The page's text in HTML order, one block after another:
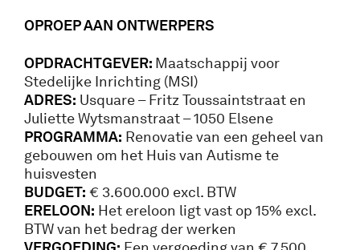
OPROEP AAN ONTWERPERS
OPDRACHTGEVER: Maatschappij voor
Stedelijke Inrichting (MSI)
ADRES: Usquare – Fritz Toussaintstraat en
Juliette Wytsmanstraat – 1050 Elsene
PROGRAMMA: Renovatie van een geheel van
gebouwen om het Huis van Autisme te
huisvesten
BUDGET: € 3.600.000 excl. BTW
ERELOON: Het ereloon ligt vast op 15% excl.
BTW van het bedrag der werken